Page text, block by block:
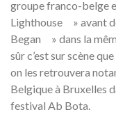
groupe franco-belge
Lighthouse » avant
Began » dans la
sûr c’est sur scène
on les retrouvera
Belgique à Bruxelles
festival Ab Bota.